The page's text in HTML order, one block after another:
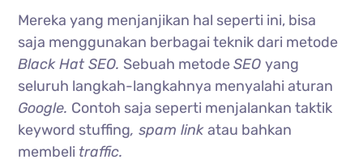
Mereka yang menjanjikan hal seperti ini, bisa
saja menggunakan berbagai teknik dari metode
Black Hat SEO. Sebuah metodeSEOyang
seluruh langkah-langkahnya menyalahi aturan
Google. Contoh saja seperti menjalankan taktik
keyword stuffing, spam linkatau bahkan
membeli traffic.